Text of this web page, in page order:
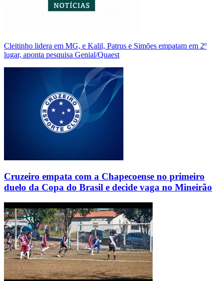
Cleitinho lidera em MG, e Kalil, Patrus e Simões empatam em 2º
lugar, aponta pesquisa Genial/Quaest
Cruzeiro empata com a Chapecoense no primeiro
duelo da Copa do Brasil e decide vaga no Mineirão